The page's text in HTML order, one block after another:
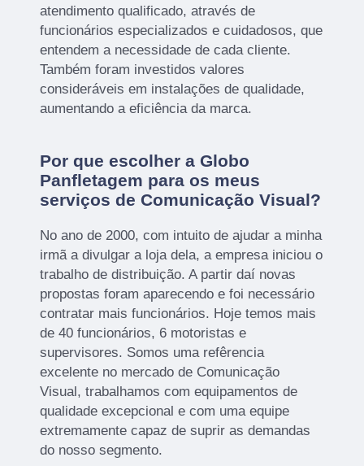
atendimento qualificado, através de
funcionários especializados e cuidadosos, que
entendem a necessidade de cada cliente.
Também foram investidos valores
consideráveis em instalações de qualidade,
aumentando a eficiência da marca.
Por que escolher a Globo
Panfletagem para os meus
serviços de Comunicação Visual?
No ano de 2000, com intuito de ajudar a minha
irmã a divulgar a loja dela, a empresa iniciou o
trabalho de distribuição. A partir daí novas
propostas foram aparecendo e foi necessário
contratar mais funcionários. Hoje temos mais
de 40 funcionários, 6 motoristas e
supervisores. Somos uma refêrencia
excelente no mercado de Comunicação
Visual, trabalhamos com equipamentos de
qualidade excepcional e com uma equipe
extremamente capaz de suprir as demandas
do nosso segmento.